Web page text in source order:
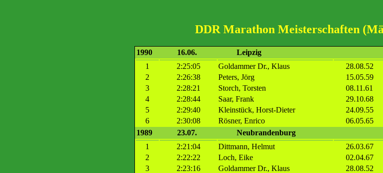
DDR Marathon Meisterschaften
1990 16.06. Leipzig
1
2:25:05 Goldammer Dr., Klaus 28.08.52
2
2:26:38 Peters, Jörg 15.05.59
3
2:28:21 Storch, Torsten 08.11.61
4
2:28:44 Saar, Frank 29.10.68
5
2:29:40 Kleinstück, Horst-Dieter 24.09.55
6
2:30:08 Rösner, Enrico 06.05.65
1989
23.07.
Neubrandenburg
1
2:21:04 Dittmann, Helmut 26.03.67
2
2:22:22 Loch, Eike 02.04.67
3
2:23:16 Goldammer Dr., Klaus 28.08.52